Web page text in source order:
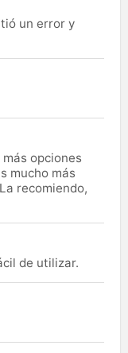
un error y
opciones
mucho más
recomiendo,
de utilizar.